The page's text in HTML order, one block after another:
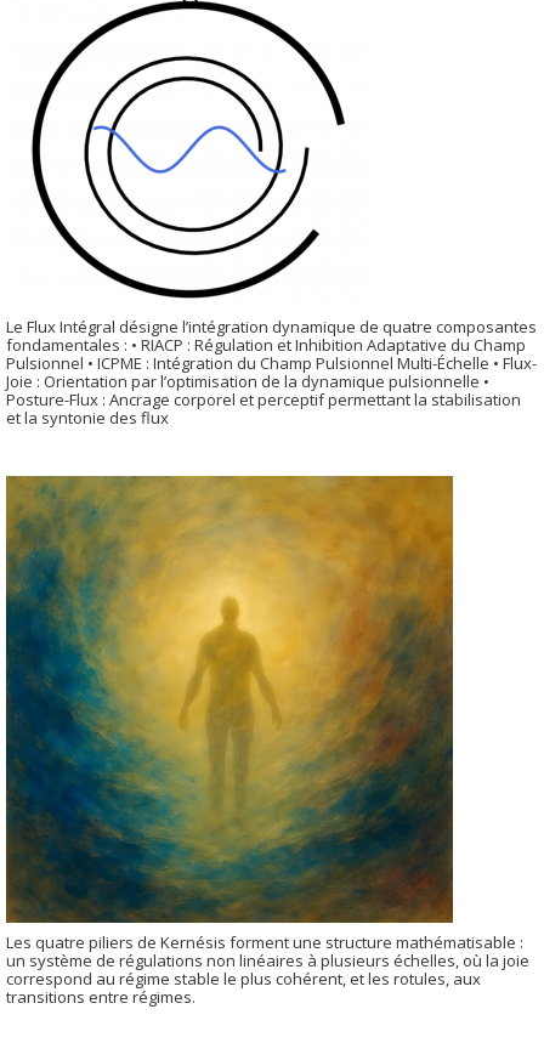
Le Flux Intégral désigne l’intégration dynamique de quatre composantes
fondamentales : • RIACP : Régulation et Inhibition Adaptative du Champ
Pulsionnel • ICPME : Intégration du Champ Pulsionnel Multi-Échelle • Flux-
Joie : Orientation par l’optimisation de la dynamique pulsionnelle •
Posture-Flux : Ancrage corporel et perceptif permettant la stabilisation
et la syntonie des flux
Les quatre piliers de Kernésis forment une structure mathématisable :
un système de régulations non linéaires à plusieurs échelles, où la joie
correspond au régime stable le plus cohérent, et les rotules, aux
transitions entre régimes.